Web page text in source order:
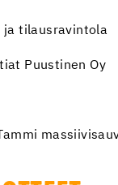
ja tilausravintola
Puustinen Oy